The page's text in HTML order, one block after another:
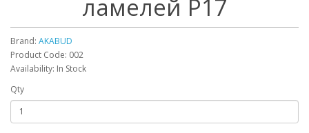
ламелей Р17
Brand: AKABUD
Product Code: 002
Availability: In Stock
Qty